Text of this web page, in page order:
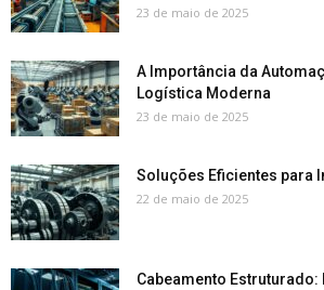
23 de maio de 2025
A Importância da
Logística Moderna
23 de maio de 2025
Soluções Eficientes para
22 de maio de 2025
Cabeamento